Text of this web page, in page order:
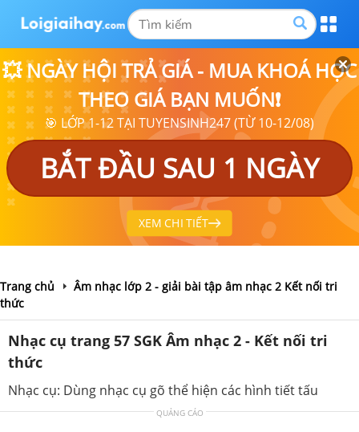
💥 NGÀY HỘI TRẢ GIÁ - MUA KHOÁ HỌC
THEO GIÁ BẠN MUỐN❗
🎯 LỚP 1-12 TẠI TUYENSINH247 (TỪ 10-12/08)
BẮT ĐẦU SAU 1 NGÀY
XEM CHI TIẾT
Trang chủ
Âm nhạc lớp 2 - giải bài tập âm nhạc 2 Kết nối tri
thức
Nhạc cụ trang 57 SGK Âm nhạc 2 - Kết nối tri
thức
Nhạc cụ: Dùng nhạc cụ gõ thể hiện các hình tiết tấu
QUẢNG CÁO